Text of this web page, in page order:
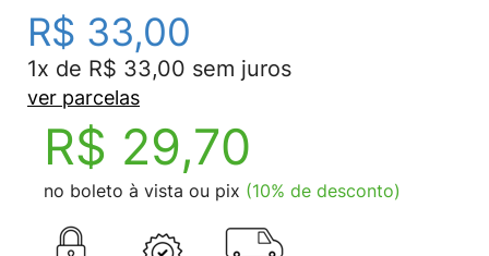
R$ 33,00
1x de R$ 33,00 sem juros
ver parcelas
R$ 29,70
no boleto à vista ou pix (10% de desconto)